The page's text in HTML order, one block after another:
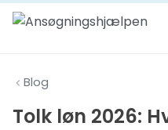
Spring til indhold
Blog
Tolk løn 2026: